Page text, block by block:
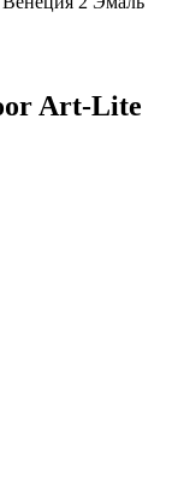
Art-Lite